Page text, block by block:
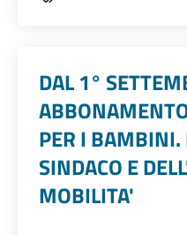
DAL 1°
PER I BAMBINI.
SINDACO E
MOBILITA'